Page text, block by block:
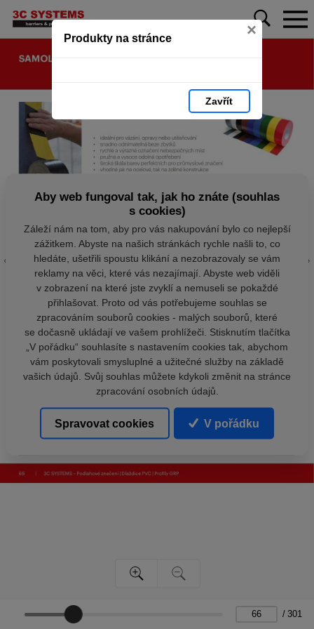
Produkty na stránce ×
Zavřít
/ 301
Aby web fungoval tak, jak ho znáte (souhlas
s cookies)
Záleží nám na tom, aby pro vás nakupování bylo co nejlepší
zážitkem. Abyste na našich stránkách rychle našli to, co
hledáte, ušetřili spoustu klikání a nezobrazovaly se vám
reklamy na věci, které vás nezajímají. Abyste web viděli
v zobrazení na které jste zvyklí a nemuseli se pokaždé
přihlašovat. Proto od vás potřebujeme souhlas se
zpracováním souborů cookies - malých souborů, které
se dočasně ukládají ve vašem prohlížeči. Stisknutím tlačítka
„V pořádku“ souhlasíte s nastavením cookies tak, abychom
vám poskytovali smysluplné a užitečné služby na základě
vašich údajů. Svůj souhlas můžete kdykoli změnit na stránce
zpracování osobních údajů.
Spravovat cookies V pořádku